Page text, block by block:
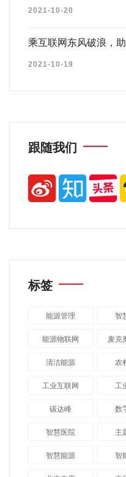
2021-10-20
乘互联网东风破浪，
2021-10-19
跟随我们
标签
能源管理 智
能源物联网 麦克
清洁能源 农
工业互联网 工
碳达峰 数
智慧医院 主
​智慧能源 智